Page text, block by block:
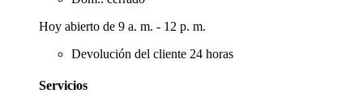
Hoy abierto de 9 a. m. - 12 p. m.
Devolución del cliente 24 horas
Servicios